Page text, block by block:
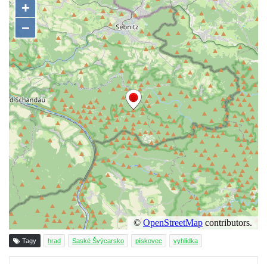
Tagy hrad Saské Švýcarsko pískovec vyhlídka